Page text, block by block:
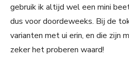
gebruik ik altijd wel een mini
dus voor doordeweeks. Bij de
varianten met ui erin, en die zijn
zeker het proberen waard!